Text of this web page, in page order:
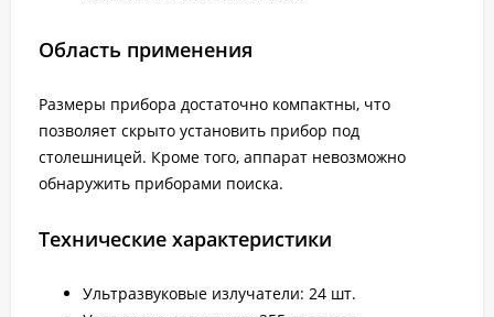
Область применения
Размеры прибора достаточно компактны, что
позволяет скрыто установить прибор под
столешницей. Кроме того, аппарат невозможно
обнаружить приборами поиска.
Технические характеристики
Ультразвуковые излучатели: 24 шт.